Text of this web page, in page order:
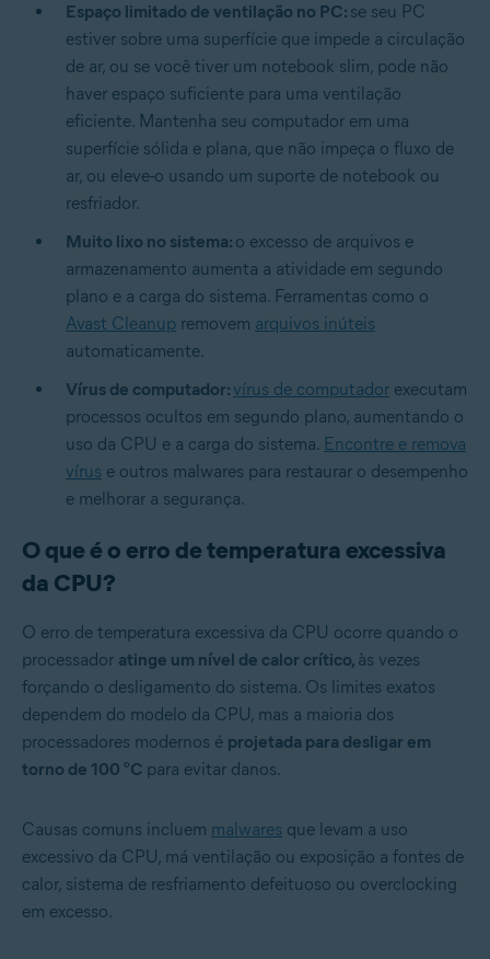
Espaço limitado de ventilação no PC: se seu PC
estiver sobre uma superfície que impede a circulação
de ar, ou se você tiver um notebook slim, pode não
haver espaço suficiente para uma ventilação
eficiente. Mantenha seu computador em uma
superfície sólida e plana, que não impeça o fluxo de
ar, ou eleve-o usando um suporte de notebook ou
resfriador.
Muito lixo no sistema: o excesso de arquivos e
armazenamento aumenta a atividade em segundo
plano e a carga do sistema. Ferramentas como o
Avast Cleanup removem arquivos inúteis
automaticamente.
Vírus de computador: vírus de computador executam
processos ocultos em segundo plano, aumentando o
uso da CPU e a carga do sistema. Encontre e remova
vírus e outros malwares para restaurar o desempenho
e melhorar a segurança.
O que é o erro de temperatura excessiva
da CPU?
O erro de temperatura excessiva da CPU ocorre quando o
processador atinge um nível de calor crítico, às vezes
forçando o desligamento do sistema. Os limites exatos
dependem do modelo da CPU, mas a maioria dos
processadores modernos é projetada para desligar em
torno de 100 °C para evitar danos.
Causas comuns incluem malwares que levam a uso
excessivo da CPU, má ventilação ou exposição a fontes de
calor, sistema de resfriamento defeituoso ou overclocking
em excesso.